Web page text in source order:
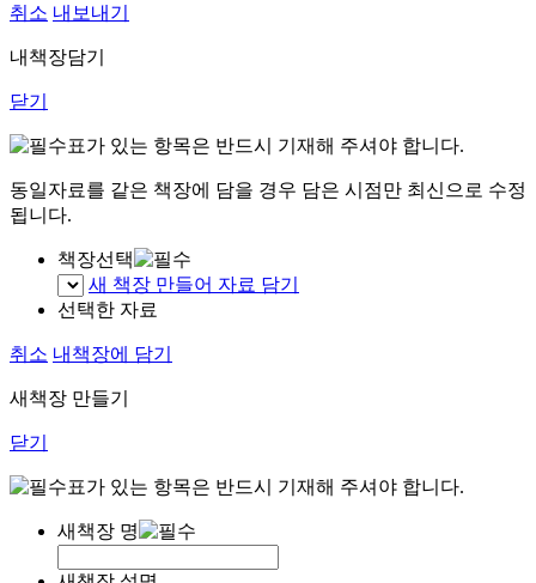
취소 내보내기
내책장담기
닫기
표가 있는 항목은 반드시 기재해 주셔야 합니다.
동일자료를 같은 책장에 담을 경우 담은 시점만 최신으로 수정
됩니다.
책장선택
새 책장 만들어 자료 담기
선택한 자료
취소 내책장에 담기
새책장 만들기
닫기
표가 있는 항목은 반드시 기재해 주셔야 합니다.
새책장 명